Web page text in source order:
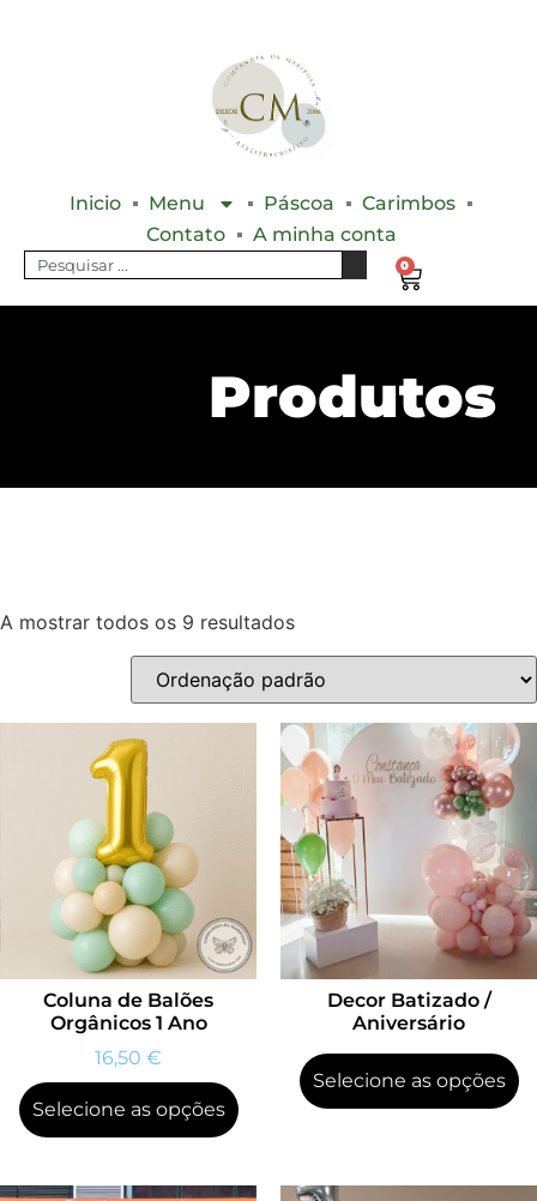
Inicio Menu Páscoa
Carimbos
Contato
A minha conta
0
Produtos
A mostrar todos os 9 resultados
Coluna de Balões
Orgânicos 1 Ano
16,50 €
Selecione as opções
Decor Batizado /
Aniversário
Selecione as opções